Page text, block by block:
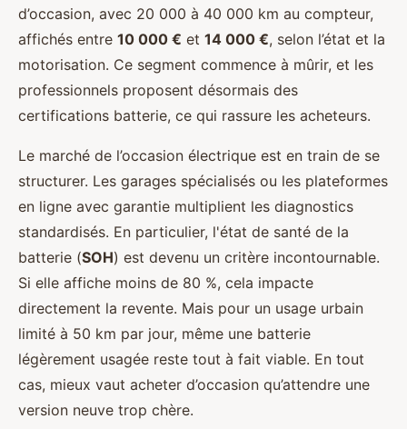
d’occasion, avec 20 000 à 40 000 km au compteur,
affichés entre 10 000 € et 14 000 €, selon l’état et la
motorisation. Ce segment commence à mûrir, et les
professionnels proposent désormais des
certifications batterie, ce qui rassure les acheteurs.
Le marché de l’occasion électrique est en train de se
structurer. Les garages spécialisés ou les plateformes
en ligne avec garantie multiplient les diagnostics
standardisés. En particulier, l'état de santé de la
batterie (SOH) est devenu un critère incontournable.
Si elle affiche moins de 80 %, cela impacte
directement la revente. Mais pour un usage urbain
limité à 50 km par jour, même une batterie
légèrement usagée reste tout à fait viable. En tout
cas, mieux vaut acheter d’occasion qu’attendre une
version neuve trop chère.